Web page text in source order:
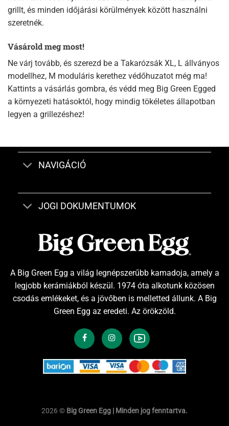
grillt, és minden időjárási körülmények között használni
szeretnék.
Vásárold meg most!
Ne várj tovább, és szerezd be a Takarózsák XL, L állványos
modellhez, M moduláris kerethez védőhuzatot még ma!
Kattints a vásárlás gombra, és védd meg Big Green Egged
a környezeti hatásoktól, hogy mindig tökéletes állapotban
legyen a grillezéshez!
NAVIGÁCIÓ
JOGI DOKUMENTUMOK
A Big Green Egg a világ legnépszerűbb kamadoja, amely a
legjobb kerámiákból készül. 1974 óta alkotunk közösen
csodás emlékeket, és a jövőben is melletted állunk. A Big
Green Egg az eredeti. Az örökzöld.
2026 © Big Green Egg | Minden jog fenntartva.